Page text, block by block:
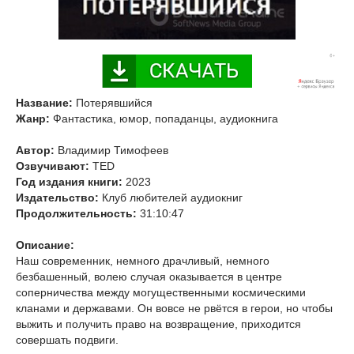
Название: Потерявшийся
Жанр: Фантастика, юмор, попаданцы, аудиокнига
Автор: Владимир Тимофеев
Озвучивают: TED
Год издания книги: 2023
Издательство: Клуб любителей аудиокниг
Продолжительность: 31:10:47
Описание:
Наш современник, немного драчливый, немного
безбашенный, волею случая оказывается в центре
соперничества между могущественными космическими
кланами и державами. Он вовсе не рвётся в герои, но чтобы
выжить и получить право на возвращение, приходится
совершать подвиги.